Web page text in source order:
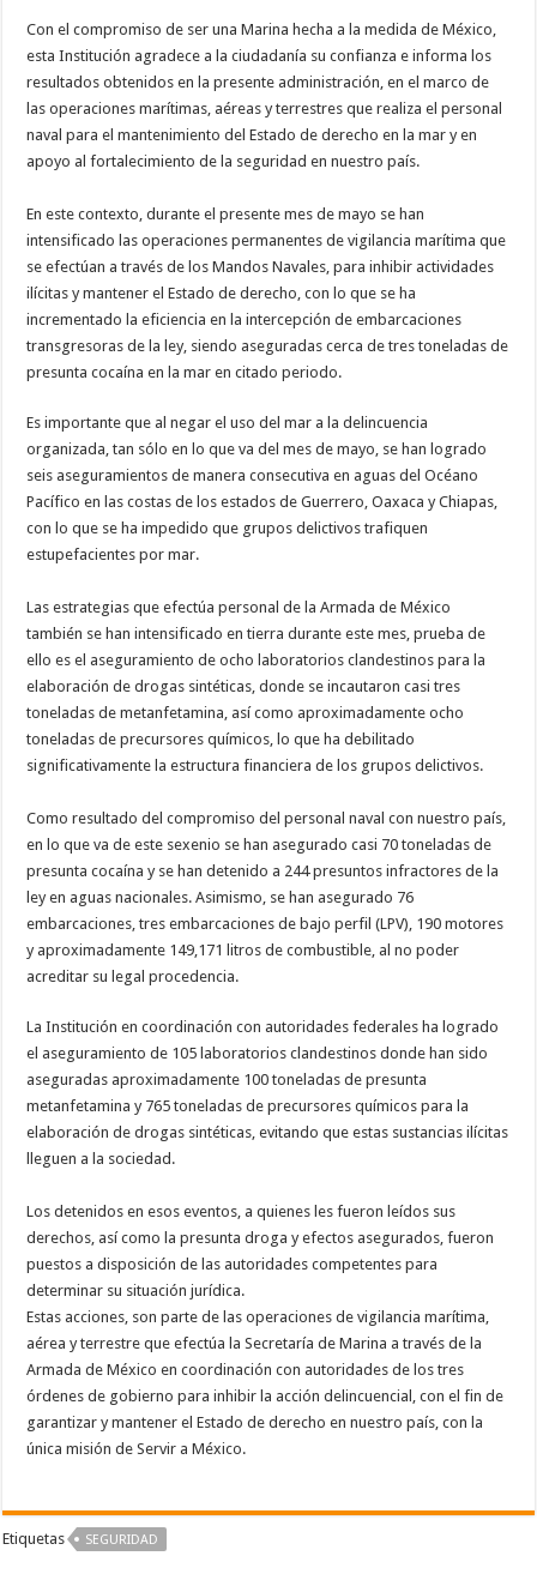
Con el compromiso de ser una Marina hecha a la medida de México,
esta Institución agradece a la ciudadanía su confianza e informa los
resultados obtenidos en la presente administración, en el marco de
las operaciones marítimas, aéreas y terrestres que realiza el personal
naval para el mantenimiento del Estado de derecho en la mar y en
apoyo al fortalecimiento de la seguridad en nuestro país.
En este contexto, durante el presente mes de mayo se han
intensificado las operaciones permanentes de vigilancia marítima que
se efectúan a través de los Mandos Navales, para inhibir actividades
ilícitas y mantener el Estado de derecho, con lo que se ha
incrementado la eficiencia en la intercepción de embarcaciones
transgresoras de la ley, siendo aseguradas cerca de tres toneladas de
presunta cocaína en la mar en citado periodo.
Es importante que al negar el uso del mar a la delincuencia
organizada, tan sólo en lo que va del mes de mayo, se han logrado
seis aseguramientos de manera consecutiva en aguas del Océano
Pacífico en las costas de los estados de Guerrero, Oaxaca y Chiapas,
con lo que se ha impedido que grupos delictivos trafiquen
estupefacientes por mar.
Las estrategias que efectúa personal de la Armada de México
también se han intensificado en tierra durante este mes, prueba de
ello es el aseguramiento de ocho laboratorios clandestinos para la
elaboración de drogas sintéticas, donde se incautaron casi tres
toneladas de metanfetamina, así como aproximadamente ocho
toneladas de precursores químicos, lo que ha debilitado
significativamente la estructura financiera de los grupos delictivos.
Como resultado del compromiso del personal naval con nuestro país,
en lo que va de este sexenio se han asegurado casi 70 toneladas de
presunta cocaína y se han detenido a 244 presuntos infractores de la
ley en aguas nacionales. Asimismo, se han asegurado 76
embarcaciones, tres embarcaciones de bajo perfil (LPV), 190 motores
y aproximadamente 149,171 litros de combustible, al no poder
acreditar su legal procedencia.
La Institución en coordinación con autoridades federales ha logrado
el aseguramiento de 105 laboratorios clandestinos donde han sido
aseguradas aproximadamente 100 toneladas de presunta
metanfetamina y 765 toneladas de precursores químicos para la
elaboración de drogas sintéticas, evitando que estas sustancias ilícitas
lleguen a la sociedad.
Los detenidos en esos eventos, a quienes les fueron leídos sus
derechos, así como la presunta droga y efectos asegurados, fueron
puestos a disposición de las autoridades competentes para
determinar su situación jurídica.
Estas acciones, son parte de las operaciones de vigilancia marítima,
aérea y terrestre que efectúa la Secretaría de Marina a través de la
Armada de México en coordinación con autoridades de los tres
órdenes de gobierno para inhibir la acción delincuencial, con el fin de
garantizar y mantener el Estado de derecho en nuestro país, con la
única misión de Servir a México.
Etiquetas SEGURIDAD